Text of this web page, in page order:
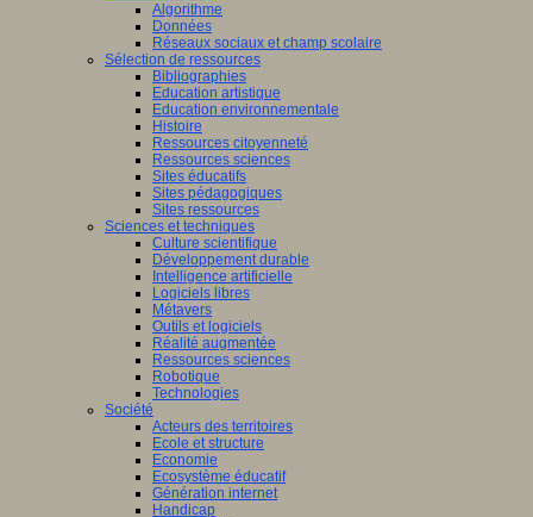
Algorithme
Données
Réseaux sociaux et champ scolaire
Sélection de ressources
Bibliographies
Education artistique
Education environnementale
Histoire
Ressources citoyenneté
Ressources sciences
Sites éducatifs
Sites pédagogiques
Sites ressources
Sciences et techniques
Culture scientifique
Développement durable
Intelligence artificielle
Logiciels libres
Métavers
Outils et logiciels
Réalité augmentée
Ressources sciences
Robotique
Technologies
Société
Acteurs des territoires
Ecole et structure
Economie
Ecosystème éducatif
Génération internet
Handicap